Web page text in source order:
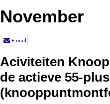
November
Aciviteiten
de actieve 55-